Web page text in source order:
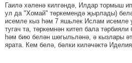
Гаилә хәленә килгәндә, Илдар тормыш
ул да "Хомай" төркемендә җырлады)
исемле кыз һәм 7 яшьлек Ислам исемле
тугач та, төркемнән китеп бала
һәм бию белән шөгыльләнә, ә кызлары
ярата. Кем белә, бәлки киләчәктә